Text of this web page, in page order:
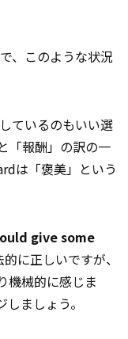
、このような状況
ているのもいい選
「報酬」の訳の一
は「褒美」という
give some
に正しいですが、
機械的に感じま
ましょう。